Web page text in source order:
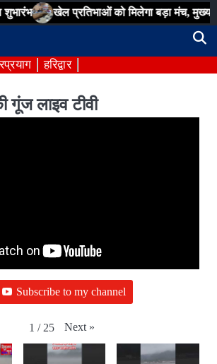
प्रतिभाओं को मिलेगा बड़ा मंच, मुख्यमंत्री
हरिद्वार
गूंज लाइव टीवी
Subscribe to my channel
1 / 25 Next »